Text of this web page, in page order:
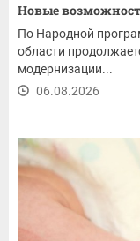
Новые
По Народной
области
модернизации...
06.08.2026